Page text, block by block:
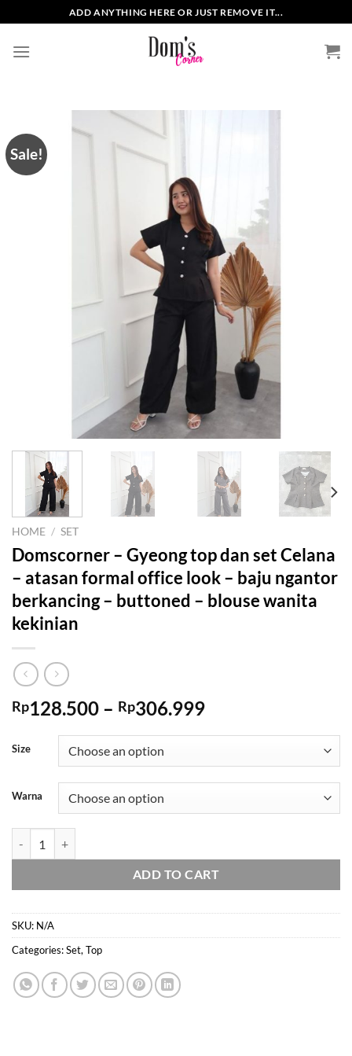
to
content
ADD ANYTHING HERE OR JUST REMOVE IT...
Sale!
HOME / SET
Domscorner – Gyeong top dan set Celana
– atasan formal office look – baju ngantor
berkancing – buttoned – blouse wanita
kekinian
Rp128.500 – Rp306.999Price
through
Rp306.999
Size
Warna
ADD TO CART
SKU: N/A
Categories:Set,Top